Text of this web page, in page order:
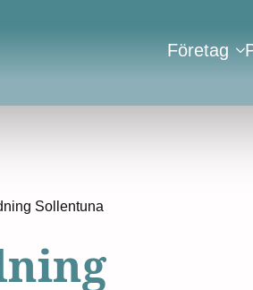
Företag
Sollentuna